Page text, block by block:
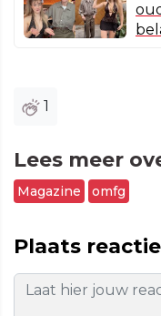
1
Lees meer
Magazine omfg
Plaats reactie